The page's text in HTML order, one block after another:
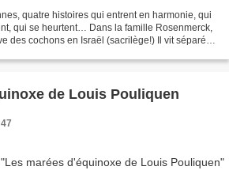
quatre histoires qui entrent en harmonie, qui
qui se heurtent… Dans la famille Rosenmerck,
des cochons en Israël (sacrilège!) Il vit séparé
de Louis Pouliquen